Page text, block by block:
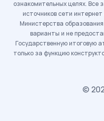
ознакомительных целях.
источников сети
Министерства
варианты и не
Государственную итоговую
только за функцию
©